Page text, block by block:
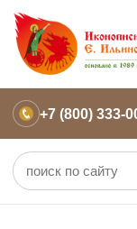
+7 (800) 333-